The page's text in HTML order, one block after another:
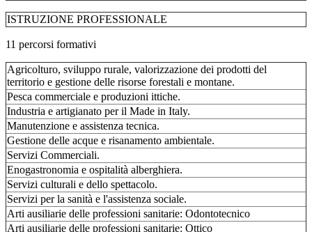
ISTRUZIONE PROFESSIONALE
11 percorsi formativi
Agricolturo, sviluppo rurale, valorizzazione dei prodotti del
territorio e gestione delle risorse forestali e montane.
Pesca commerciale e produzioni ittiche.
Industria e artigianato per il Made in Italy.
Manutenzione e assistenza tecnica.
Gestione delle acque e risanamento ambientale.
Servizi Commerciali.
Enogastronomia e ospitalità alberghiera.
Servizi culturali e dello spettacolo.
Servizi per la sanità e l'assistenza sociale.
Arti ausiliarie delle professioni sanitarie: Odontotecnico
Arti ausiliarie delle professioni sanitarie: Ottico